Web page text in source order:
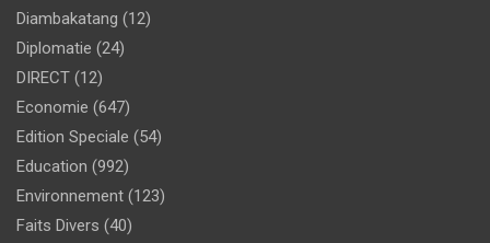
Diambakatang (12)
Diplomatie (24)
DIRECT (12)
Economie (647)
Edition Speciale (54)
Education (992)
Environnement (123)
Faits Divers (40)